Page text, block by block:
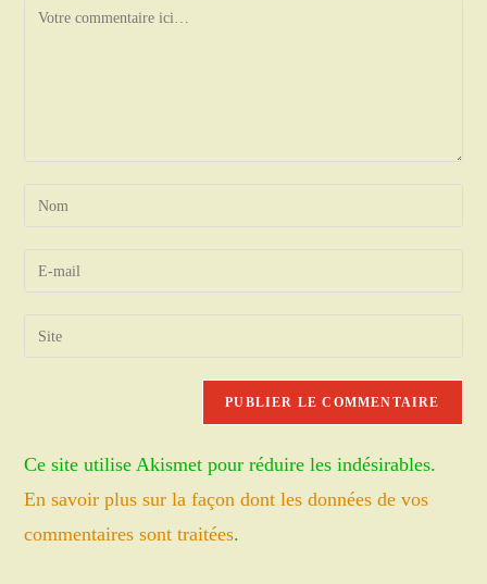
Comment
Enter
Enter
address
Saisir
(facultatif)
Ce site utilise Akismet pour réduire les indésirables.
En savoir plus sur la façon dont les données de vos
commentaires sont traitées.